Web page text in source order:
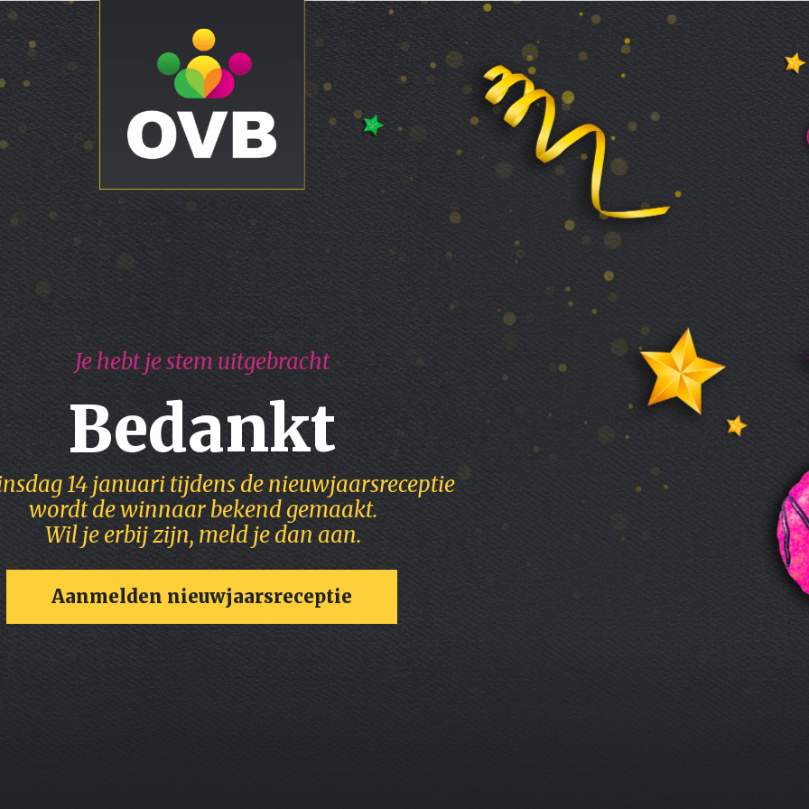
Je hebt je stem uitgebracht
14 januari tijdens de nieuwjaarsreceptie
wordt de winnaar bekend gemaakt.
Wil je erbij zijn, meld je dan aan.
Bedankt
Aanmelden nieuwjaarsreceptie